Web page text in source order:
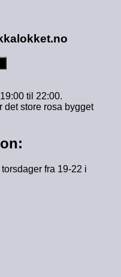
til 22:00.
det store rosa bygget
fra 19-22 i